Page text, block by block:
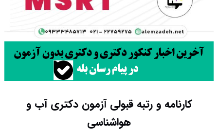
کارنامه و رتبه قبولی آزمون دکتری آب و
هواشناسی